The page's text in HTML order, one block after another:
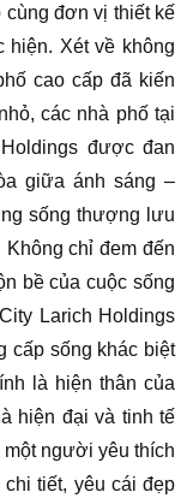
đơn vị thiết kế
hiện. Xét về không
cao cấp đã kiến
các nhà phố tại
được đan
giữa ánh sáng –
sống thượng lưu
chỉ đem đến
bề của cuộc sống
Larich Holdings
cấp sống khác biệt
là hiện thân của
hiện đại và tinh tế
người yêu thích
tiết, yêu cái đẹp